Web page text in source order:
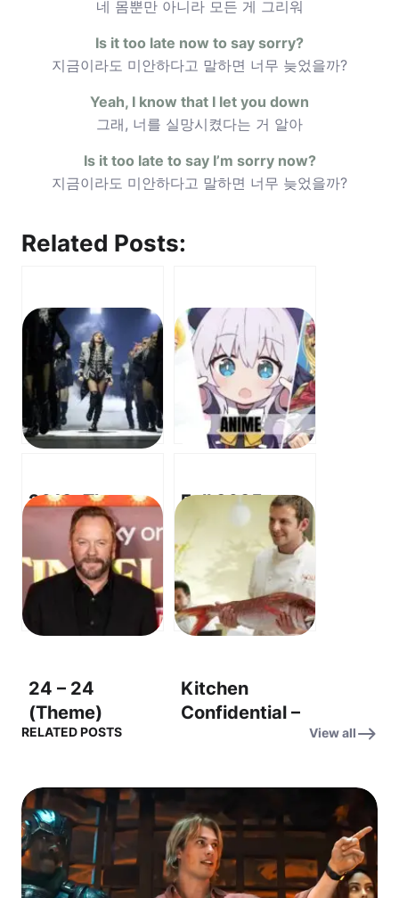
네 몸뿐만 아니라 모든 게 그리워
Is it too late now to say sorry?
지금이라도 미안하다고 말하면 너무 늦었을까?
Yeah, I know that I let you down
그래, 너를 실망시켰다는 거 알아
Is it too late to say I’m sorry now?
지금이라도 미안하다고 말하면 너무 늦었을까?
Related Posts:
2012: The
World We
Knew – OST:
Time to Say
Goodbye (Con
te partirò) – 굿
Fall 2025
Anime Preview
OST – “Into the
Unknown” (미
지의 세계로)
24 – 24
(Theme)
(Original
Series
Soundtrack) –
24 (테마) (오리
지널 TV 시리즈
사운드트랙)
Kitchen
Confidential –
‘Kitchen
Confidential’
OST
RELATED POSTS View all